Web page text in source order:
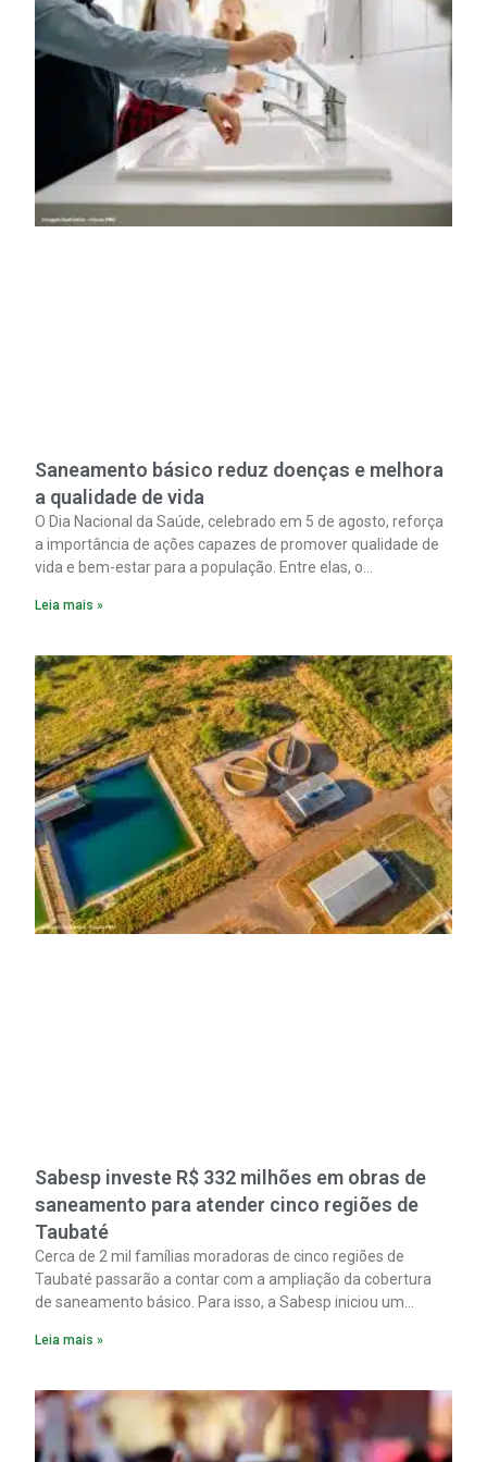
Saneamento básico reduz doenças e melhora
a qualidade de vida
O Dia Nacional da Saúde, celebrado em 5 de agosto, reforça
a importância de ações capazes de promover qualidade de
vida e bem-estar para a população. Entre elas, o
serviços de coleta e tratamento de esgoto contribui
melhora as condições de saúde pública.
Leia mais »
Sabesp investe R$ 332 milhões em obras de
saneamento para atender cinco regiões de
Taubaté
Cerca de 2 mil famílias moradoras de cinco regiões de
Taubaté passarão a contar com a ampliação da cobertura
de saneamento básico. Para isso, a Sabesp iniciou um
milhões.
Leia mais »